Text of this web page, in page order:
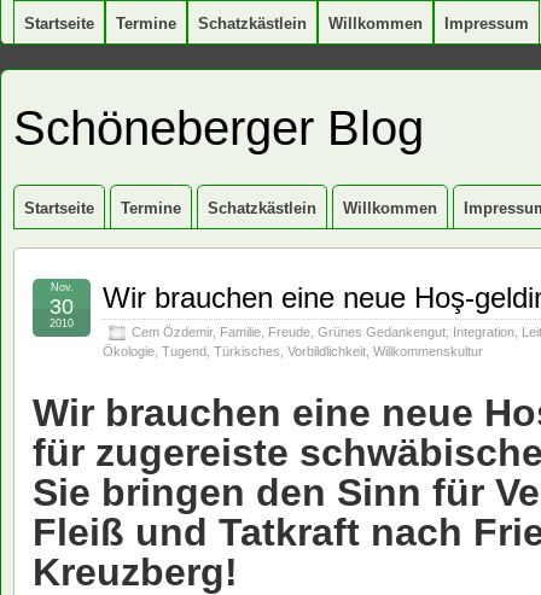
Startseite Termine Schatzkästlein Willkommen Impressum
Schöneberger Blog
Startseite Termine Schatzkästlein Willkommen
Wir brauchen eine neue Hoş-
Cem Özdemir, Familie Freude Grünes Gedankengut Integration
Ökologie Tugend Türkisches Vorbildlichkeit Willkommenskultur
Nov.
30
2010
Wir brauchen eine neue
für zugereiste
Sie bringen den Sinn für
Fleiß und Tatkraft nach
Kreuzberg!